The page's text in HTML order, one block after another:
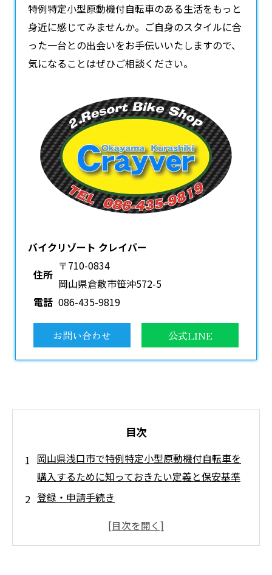
特例特定小型原動機付自転車のある生活をもっと
身近に感じてみませんか。ご自身のスタイルに合
った一台との出会いをお手伝いいたしますので、
気になることはぜひご相談ください。
バイクリゾート クレイバー
住所
〒710-0834
岡山県倉敷市笹沖572-5
電話 086-435-9819
お問い合わせ 公式LINE
目次
岡山県浅口市で特例特定小型原動機付自転車を
購入するために知っておきたい定義と保安基準
登録・申請手続き
走行ルールと交通法規